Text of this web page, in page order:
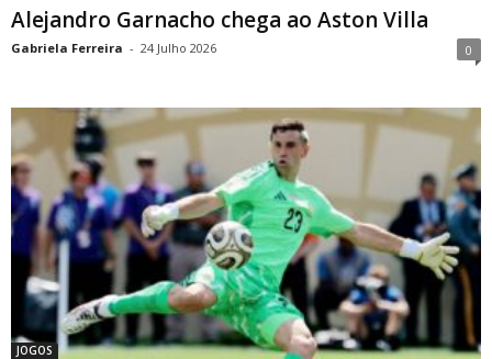
Alejandro Garnacho chega ao Aston Villa
Gabriela Ferreira - 24 Julho 2026 0
JOGOS